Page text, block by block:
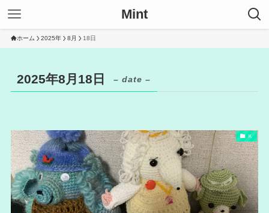
Mint
ホーム 2025年 8月 18日
2025年8月18日 – date –
Ｋ